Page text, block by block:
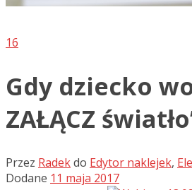
16
Gdy dziecko
ZAŁĄCZ
Przez Radekdo Edytor naklejek,
Dodane 11 maja 2017